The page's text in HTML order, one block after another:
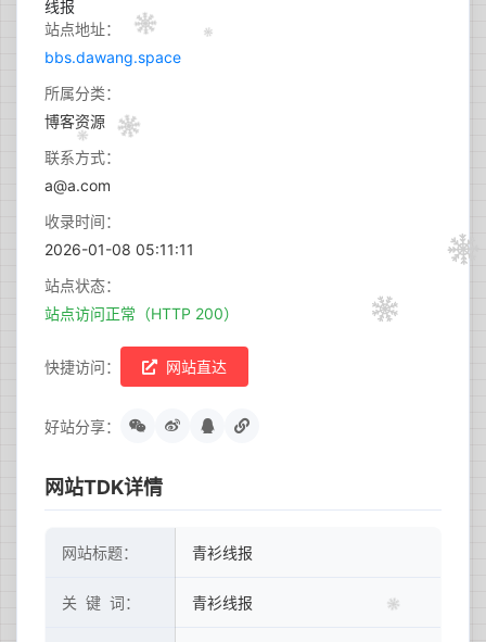
站点地址：
bbs.dawang.space
所属分类：
博客资源
联系方式：
a@a.com
收录时间：
2026-01-08 05:11:11
站点状态：
站点访问正常（HTTP 200）
快捷访问： 网站直达
好站分享：
网站TDK详情
网站标题： 青衫线报
关 键 词： 青衫线报